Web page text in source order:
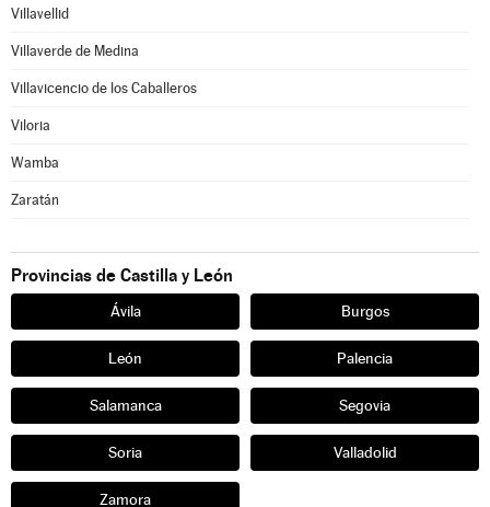
Villavellid
Villaverde de Medina
Villavicencio de los Caballeros
Viloria
Wamba
Zaratán
Provincias de Castilla y León
Ávila Burgos
León Palencia
Salamanca Segovia
Soria Valladolid
Zamora